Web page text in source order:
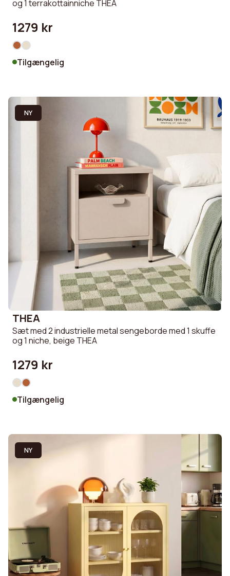
og 1 terrakottainniche THEA
1279 kr
Tilgængelig
NY
THEA
Sæt med 2 industrielle metal sengeborde med 1 skuffe
og 1 niche, beige THEA
1279 kr
Tilgængelig
NY